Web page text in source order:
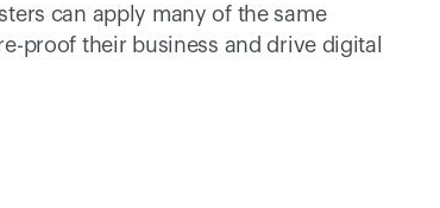
can apply many of the same
proof their business and drive digital